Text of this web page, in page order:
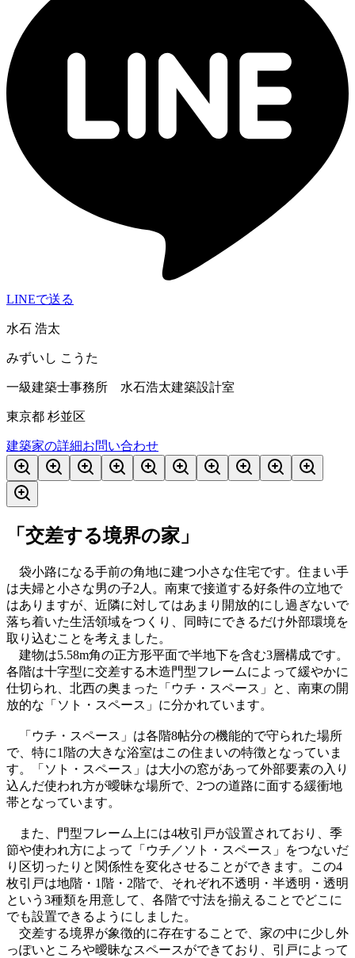
LINEで送る
水石 浩太
みずいし こうた
一級建築士事務所 水石浩太建築設計室
東京都 杉並区
建築家の詳細お問い合わせ
「交差する境界の家」
袋小路になる手前の角地に建つ小さな住宅です。住まい手
は夫婦と小さな男の子2人。南東で接道する好条件の立地で
はありますが、近隣に対してはあまり開放的にし過ぎないで
落ち着いた生活領域をつくり、同時にできるだけ外部環境を
取り込むことを考えました。
建物は5.58m角の正方形平面で半地下を含む3層構成です。
各階は十字型に交差する木造門型フレームによって緩やかに
仕切られ、北西の奥まった「ウチ・スペース」と、南東の開
放的な「ソト・スペース」に分かれています。
「ウチ・スペース」は各階8帖分の機能的で守られた場所
で、特に1階の大きな浴室はこの住まいの特徴となっていま
す。「ソト・スペース」は大小の窓があって外部要素の入り
込んだ使われ方が曖昧な場所で、2つの道路に面する緩衝地
帯となっています。
また、門型フレーム上には4枚引戸が設置されており、季
節や使われ方によって「ウチ／ソト・スペース」をつないだ
り区切ったりと関係性を変化させることができます。この4
枚引戸は地階・1階・2階で、それぞれ不透明・半透明・透明
という3種類を用意して、各階で寸法を揃えることでどこに
でも設置できるようにしました。
交差する境界が象徴的に存在することで、家の中に少し外
っぽいところや曖昧なスペースができており、引戸によって